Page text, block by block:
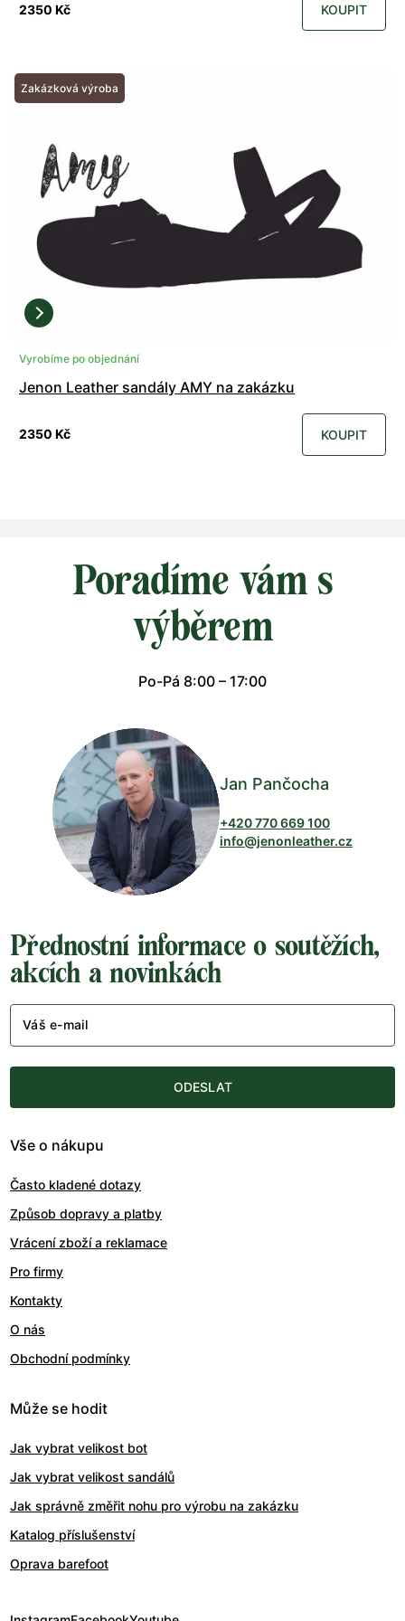
2350 Kč KOUPIT
Zakázková výroba
Vyrobíme po objednání
Jenon Leather sandály AMY na zakázku
2350 Kč KOUPIT
Poradíme vám s
výběrem
Po-Pá 8:00 – 17:00
Jan Pančocha
+420 770 669 100
info@jenonleather.cz
Přednostní informace o soutěžích,
akcích a novinkách
Váš e-mail
ODESLAT
Vše o nákupu
Často kladené dotazy
Způsob dopravy a platby
Vrácení zboží a reklamace
Pro firmy
Kontakty
O nás
Obchodní podmínky
Může se hodit
Jak vybrat velikost bot
Jak vybrat velikost sandálů
Jak správně změřit nohu pro výrobu na zakázku
Katalog příslušenství
Oprava barefoot